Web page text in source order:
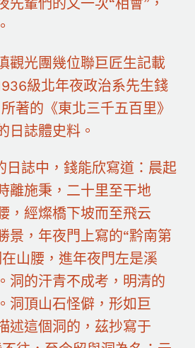
觀光團幾位聯巨匠生記載
級北年夜政治系先生錢
著的《東北三千五百里》
日誌體史料。
日誌中，錢能欣寫道：晨起
離施秉，二十里至干地
，經燦橋下坡而至飛云
景，年夜門上寫的“黔南第
山腰，進年夜門左是溪
洞的汗青不成考，明清的
洞頂山石怪僻，形如巨
述這個洞的，茲抄寫于